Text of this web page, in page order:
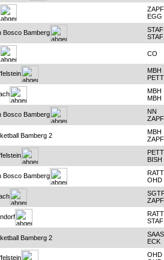
ZAPF
EGG
Bosco Bamberg
STAF
STAF
CO
MBH
PETT
MBH
MBH
Bosco Bamberg
NN
ZAPF
Bamberg 2
MBH
ZAPF
PETT
BISH
Bosco Bamberg
RATT
OHD
ZAPF
RATT
STAF
Bamberg 2
SAAS
ECK
OHD